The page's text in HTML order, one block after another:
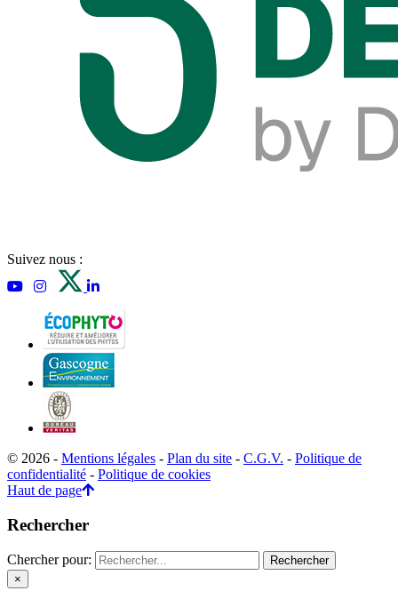
Suivez nous :
© 2026 - Mentions légales - Plan du site - C.G.V. - Politique de
confidentialité - Politique de cookies
Haut de page
Rechercher
Chercher pour:
×